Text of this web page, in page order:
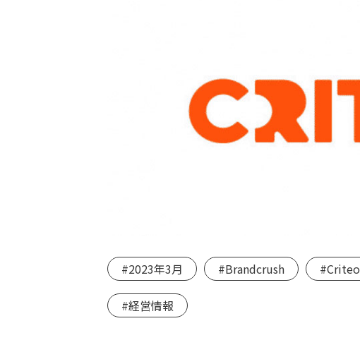
#2023年3月 #Brandcrush #Criteo
#経営情報